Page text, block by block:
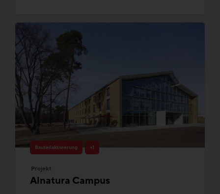
Bauteilaktivierung +1
Projekt
Alnatura Campus